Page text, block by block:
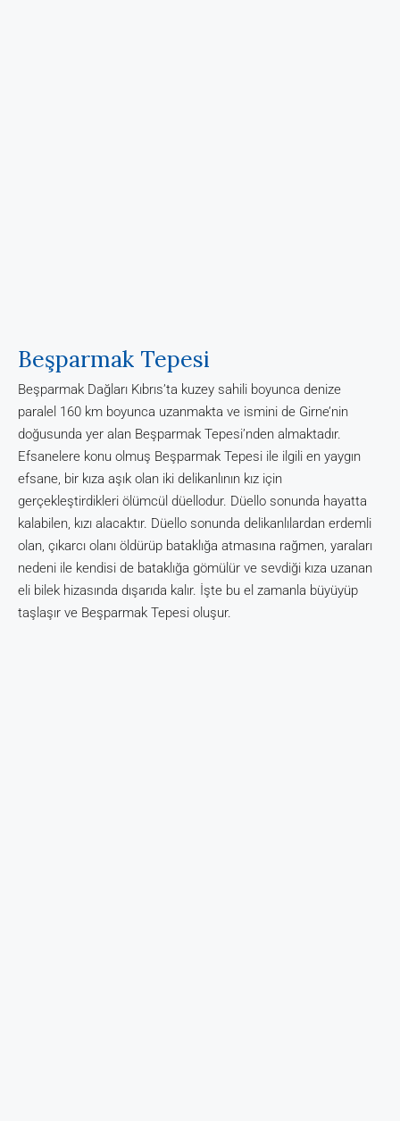
Beşparmak Tepesi
Beşparmak Dağları Kıbrıs’ta kuzey sahili boyunca denize
paralel 160 km boyunca uzanmakta ve ismini de Girne’nin
doğusunda yer alan Beşparmak Tepesi’nden almaktadır.
Efsanelere konu olmuş Beşparmak Tepesi ile ilgili en yaygın
efsane, bir kıza aşık olan iki delikanlının kız için
gerçekleştirdikleri ölümcül düellodur. Düello sonunda hayatta
kalabilen, kızı alacaktır. Düello sonunda delikanlılardan erdemli
olan, çıkarcı olanı öldürüp bataklığa atmasına rağmen, yaraları
nedeni ile kendisi de bataklığa gömülür ve sevdiği kıza uzanan
eli bilek hizasında dışarıda kalır. İşte bu el zamanla büyüyüp
taşlaşır ve Beşparmak Tepesi oluşur.